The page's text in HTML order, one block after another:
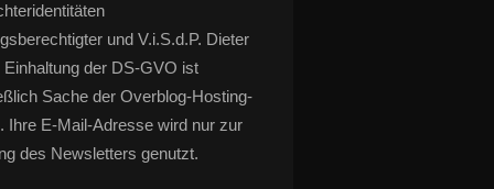
und V.i.S.d.P. Dieter
der DS-GVO ist
Sache der Overblog-Hosting-
Ihre E-Mail-Adresse wird nur zur
des Newsletters genutzt.